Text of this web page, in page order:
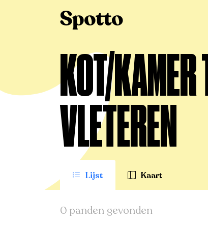
KOT/KAMER
VLETEREN
Lijst Kaart
0 panden gevonden